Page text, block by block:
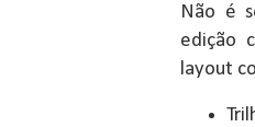
Não é
edição
layout